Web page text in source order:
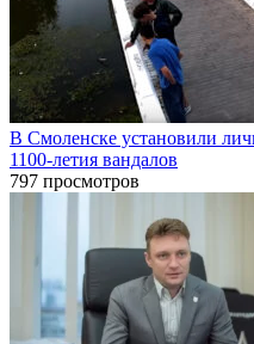
В Смоленске установили
1100-летия вандалов
797 просмотров